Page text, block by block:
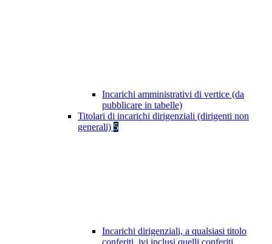
Incarichi amministrativi di vertice (da
pubblicare in tabelle)
Titolari di incarichi dirigenziali (dirigenti non
generali) 5
Incarichi dirigenziali, a qualsiasi titolo